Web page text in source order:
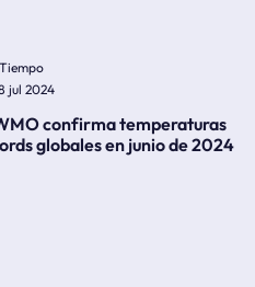
jul 2024
confirma temperaturas
globales en junio de 2024